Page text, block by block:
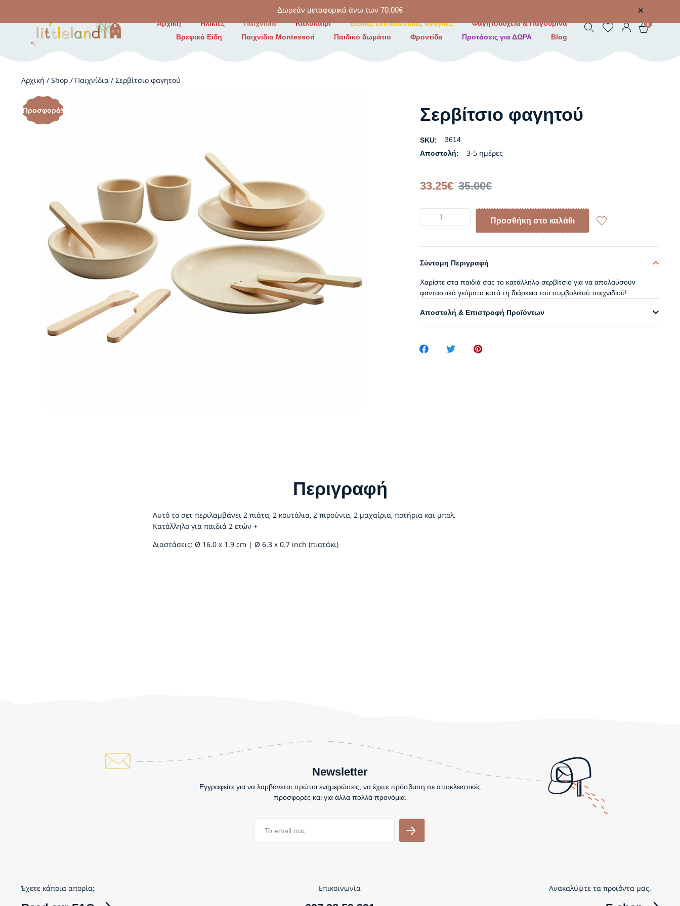
Δωρεάν μεταφορικά άνω των 70.00€
✕
Αρχική
Ηλικίες Παιχνίδια Καλοκαίρι Ειδικές εκπαιδευτικές ανάγκες
Φαγητοδοχεία & Παγουρίνα
Βρεφικά Είδη
Παιχνίδια Montessori Παιδικό δωμάτιο Φροντίδα Προτάσεις για ΔΩΡΑ Blog
0
Αρχική / Shop / Παιχνίδια / Σερβίτσιο φαγητού
Προσφορά! Σερβίτσιο φαγητού
SKU:
3614
Αποστολή:
3-5 ημέρες
35.00€
33.25€
Προσθήκη στο καλάθι
Σύντομη Περιγραφή
Χαρίστε στα παιδιά σας το κατάλληλο σερβίτσιο για να απολαύσουν
φανταστικά γεύματα κατά τη διάρκεια του συμβολικού παιχνιδιού!
Αποστολή & Επιστροφή Προϊόντων
Περιγραφή
Αυτό το σετ περιλαμβάνει 2 πιάτα, 2 κουτάλια, 2 πιρούνια, 2 μαχαίρια, ποτήρια και μπολ.
Κατάλληλο για παιδιά 2 ετών +
Διαστάσεις: Ø 16.0 x 1.9 cm | Ø 6.3 x 0.7 inch (πιατάκι)
Newsletter
Εγγραφείτε για να λαμβάνεται πρώτοι ενημερώσεις, να έχετε πρόσβαση σε αποκλειστικές
προσφορές και για άλλα πολλά προνόμια.
Έχετε κάποια απορία; Επικοινωνία Ανακαλύψτε τα προϊόντα μας.